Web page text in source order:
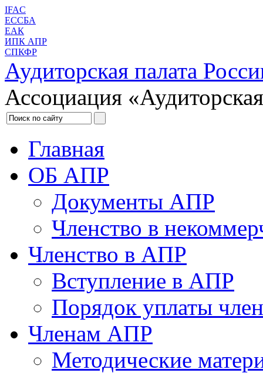
IFAC
ЕССБА
ЕАК
ИПК АПР
СПКФР
Аудиторская палата
Ассоциация
Главная
ОБ АПР
Документы АПР
Членство в
Членство в АПР
Вступление в АПР
Порядок уплаты
Членам АПР
Методические